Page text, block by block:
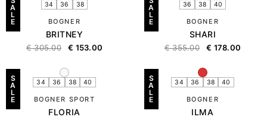
A
L
E
34 36 38
BOGNER
BRITNEY
€305.00 € 153.00
A
L
E
36 38 40
BOGNER
SHARI
€355.00 € 178.00
S
A
L
E
34 36 38 40
BOGNER SPORT
FLORIA
S
A
L
E
34 36 38 40
BOGNER
ILMA